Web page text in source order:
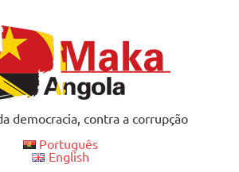
democracia, contra a corrupção
Português
English